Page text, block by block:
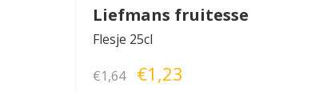
Liefmans fruitesse
Flesje 25cl
€1,64 €1,23